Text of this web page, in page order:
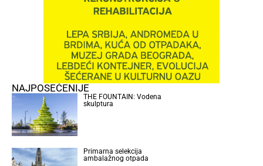
NAJPOSEĆENIJE
THE FOUNTAIN: Vodena
skulptura
Primarna selekcija
ambalažnog otpada